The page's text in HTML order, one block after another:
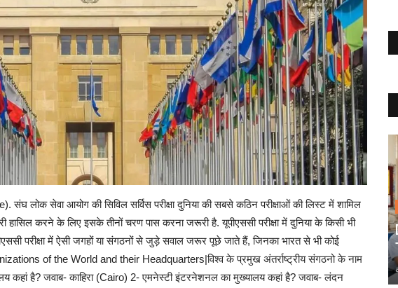
लोक सेवा आयोग की सिविल सर्विस परीक्षा दुनिया की सबसे कठिन परीक्षाओं की लिस्ट में शामिल
हासिल करने के लिए इसके तीनों चरण पास करना जरूरी है. यूपीएससी परीक्षा में दुनिया के किसी भी
परीक्षा में ऐसी जगहों या संगठनों से जुड़े सवाल जरूर पूछे जाते हैं, जिनका भारत से भी कोई
of the World and their Headquarters|विश्व के प्रमुख अंतर्राष्ट्रीय संगठनो के नाम
कहां है? जवाब- काहिरा (Cairo) 2- एमनेस्टी इंटरनेशनल का मुख्यालय कहां है? जवाब- लंदन